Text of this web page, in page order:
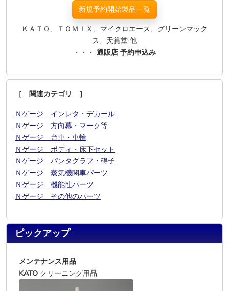
新規予約開始製品一覧
ＫＡＴＯ、ＴＯＭＩＸ、マイクロエース、グリーンマック
ス、天賞堂 他
・・・ 通販店 予約申込み
［ 関連カテゴリ ］
Ｎゲージ インレタ・デカール
Ｎゲージ 方向幕・マーク等
Ｎゲージ 台車・車輪
Ｎゲージ ボディ・床下セット
Ｎゲージ パンタグラフ・碍子
Ｎゲージ 蒸気機関車パーツ
Ｎゲージ 機能性パーツ
Ｎゲージ その他のパーツ
ピックアップ
メンテナンス用品
KATO クリーニング用品